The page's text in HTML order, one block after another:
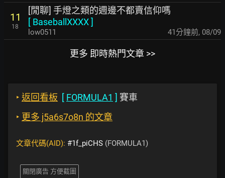
11
18
[閒聊] 手燈之類的週邊不都賣信仰嗎
[ BaseballXXXX]
low0511 41分鐘前, 08/09
更多 即時熱門文章 >>
‣ 返回看板 [ FORMULA1 ] 賽車
‣ 更多 j5a6s7o8n 的文章
文章代碼(AID): #1f_piCHS (FORMULA1)
關閉廣告 方便截圖